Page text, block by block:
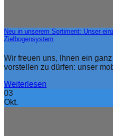
Neu in unserem Sortiment: Unser
Zielbogensystem
Wir freuen uns, Ihnen ein
vorstellen zu dürfen: unser
Weiterlesen
03
Okt.